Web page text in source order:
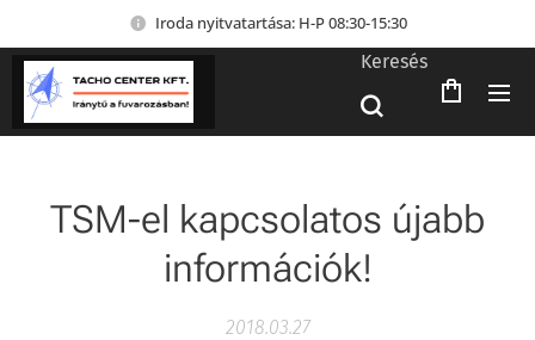
Iroda nyitvatartása: H-P 08:30-15:30
Keresés
TSM-el kapcsolatos újabb
információk!
2018.03.27